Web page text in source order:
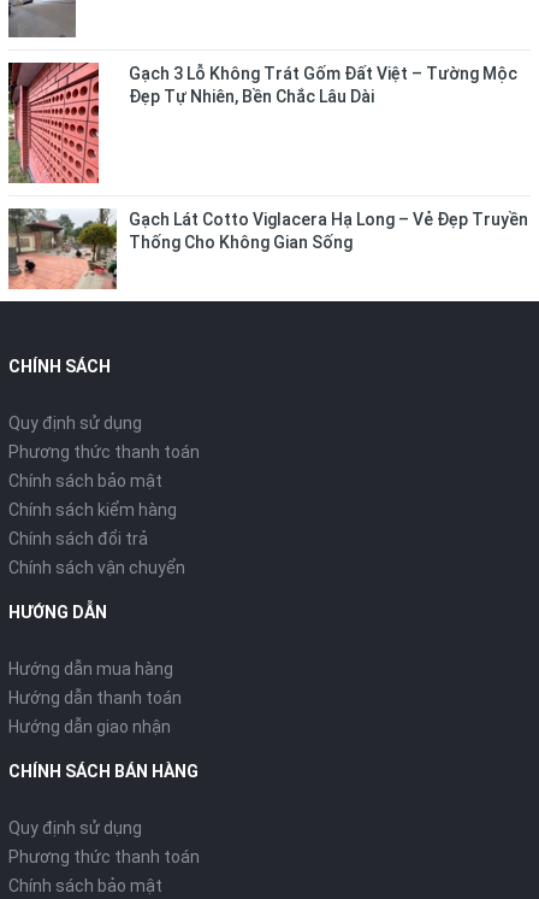
Gạch 3 Lỗ Không Trát Gốm Đất Việt – Tường Mộc
Đẹp Tự Nhiên, Bền Chắc Lâu Dài
Gạch Lát Cotto Viglacera Hạ Long – Vẻ Đẹp Truyền
Thống Cho Không Gian Sống
CHÍNH SÁCH
Quy định sử dụng
Phương thức thanh toán
Chính sách bảo mật
Chính sách kiểm hàng
Chính sách đổi trả
Chính sách vận chuyển
HƯỚNG DẪN
Hướng dẫn mua hàng
Hướng dẫn thanh toán
Hướng dẫn giao nhận
CHÍNH SÁCH BÁN HÀNG
Quy định sử dụng
Phương thức thanh toán
Chính sách bảo mật